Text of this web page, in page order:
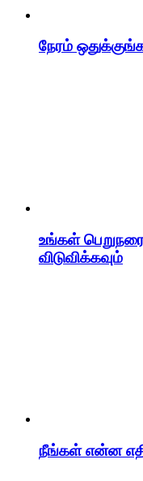
நேரம்
உங்கள் பெறுநரை
விடுவிக்கவும்
நீங்கள் என்ன